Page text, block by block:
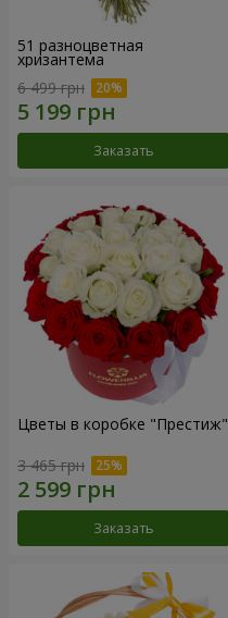
51 разноцветная
хризантема
6 499 грн
Заказать
Цветы в коробке "Престиж"
3 465 грн
Заказать